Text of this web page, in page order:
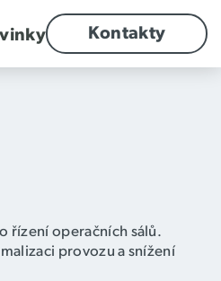
Kontakty
řízení operačních sálů.
provozu a snížení